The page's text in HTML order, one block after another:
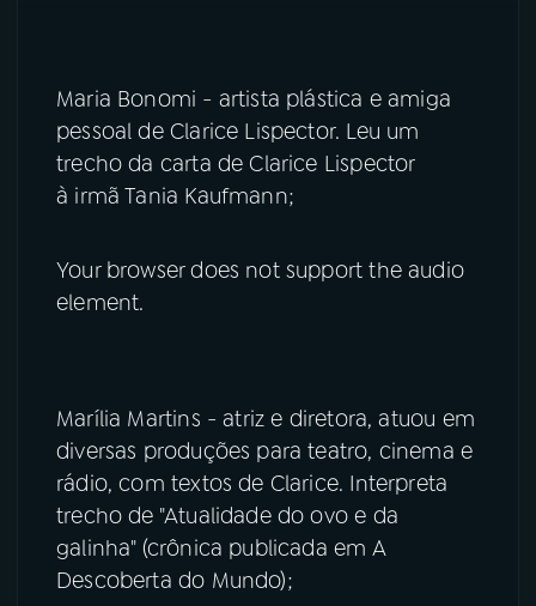
Maria Bonomi - artista plástica e amiga
pessoal de Clarice Lispector. Leu um
trecho da carta de Clarice Lispector
à irmã Tania Kaufmann;
Your browser does not support the audio
element.
Marília Martins - atriz e diretora, atuou em
diversas produções para teatro, cinema e
rádio, com textos de Clarice. Interpreta
trecho de "Atualidade do ovo e da
galinha" (crônica publicada em A
Descoberta do Mundo);